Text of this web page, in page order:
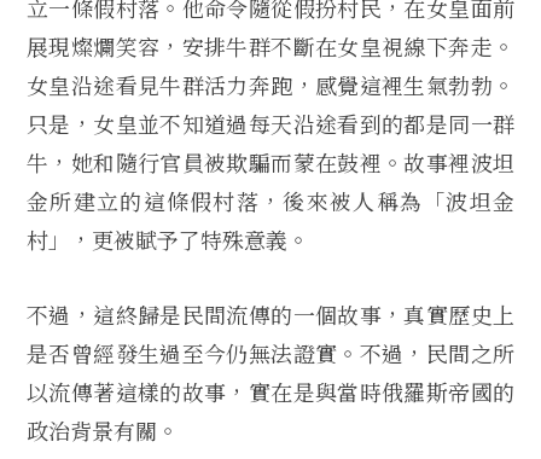
立一條假村落。他命令隨從假扮村民，在女皇面前
展現燦爛笑容，安排牛群不斷在女皇視線下奔走。
女皇沿途看見牛群活力奔跑，感覺這裡生氣勃勃。
只是，女皇並不知道過每天沿途看到的都是同一群
牛，她和隨行官員被欺騙而蒙在鼓裡。故事裡波坦
金所建立的這條假村落，後來被人稱為「波坦金
村」，更被賦予了特殊意義。
不過，這終歸是民間流傳的一個故事，真實歷史上
是否曾經發生過至今仍無法證實。不過，民間之所
以流傳著這樣的故事，實在是與當時俄羅斯帝國的
政治背景有關。